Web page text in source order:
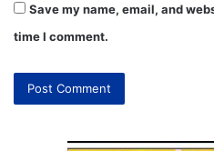
Save my name, email, and
time I comment.